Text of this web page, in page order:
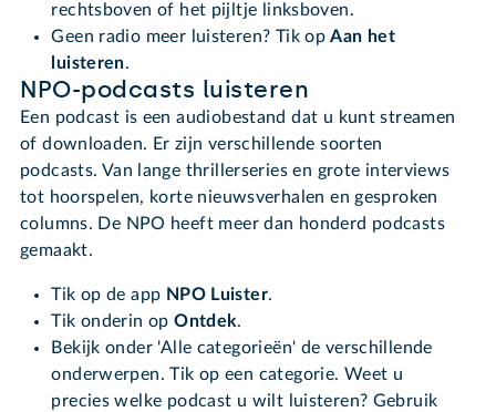
rechtsboven of het pijltje linksboven.
Geen radio meer luisteren? Tik opAan het
luisteren.
NPO-podcasts luisteren
Een podcast is een audiobestand dat u kunt streamen
of downloaden. Er zijn verschillende soorten
podcasts. Van lange thrillerseries en grote interviews
tot hoorspelen, korte nieuwsverhalen en gesproken
columns. De NPO heeft meer dan honderd podcasts
gemaakt.
Tik op de app NPO Luister.
Tik onderin opOntdek.
Bekijk onder 'Alle categorieën' de verschillende
onderwerpen. Tik op een categorie. Weet u
precies welke podcast u wilt luisteren? Gebruik